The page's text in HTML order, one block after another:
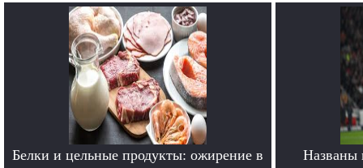
Белки и цельные продукты: ожирение в
Названы